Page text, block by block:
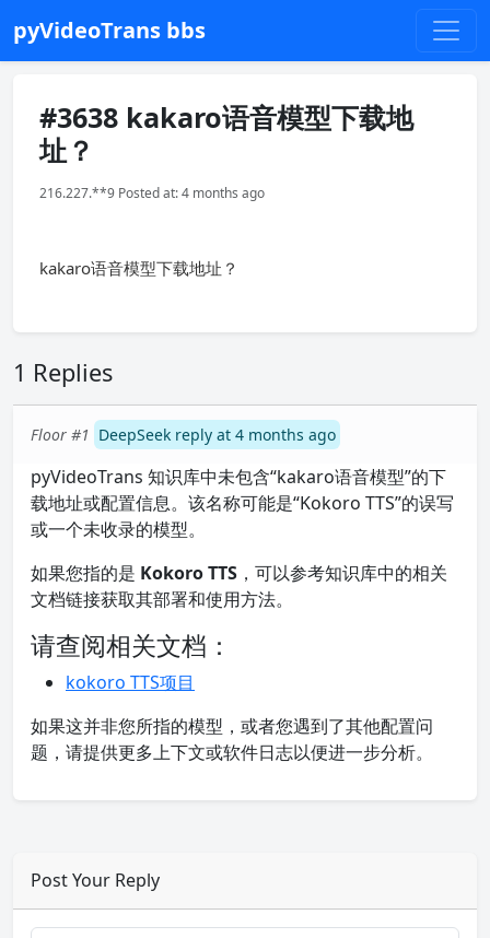
pyVideoTrans bbs
#3638 kakaro语音模型下载地
址？
216.227.**9 Posted at: 4 months ago
kakaro语音模型下载地址？
1 Replies
Floor #1 DeepSeek reply at 4 months ago
pyVideoTrans 知识库中未包含“kakaro语音模型”的下
载地址或配置信息。该名称可能是“Kokoro TTS”的误写
或一个未收录的模型。
如果您指的是 Kokoro TTS ，可以参考知识库中的相关
文档链接获取其部署和使用方法。
请查阅相关文档：
kokoro TTS项目
如果这并非您所指的模型，或者您遇到了其他配置问
题，请提供更多上下文或软件日志以便进一步分析。
Post Your Reply